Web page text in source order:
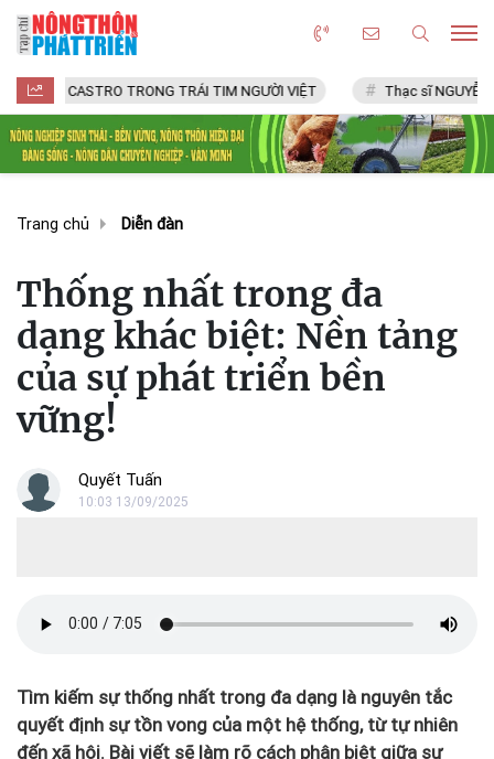
TRONG TRÁI TIM NGƯỜI VIỆT Thạc sĩ NGUYỄN VĂN CHÍ
Trang chủ Diễn đàn
Thống nhất trong đa
dạng khác biệt: Nền tảng
của sự phát triển bền
vững!
Quyết Tuấn
10:03 13/09/2025
Tìm kiếm sự thống nhất trong đa dạng là nguyên tắc
quyết định sự tồn vong của một hệ thống, từ tự nhiên
đến xã hội. Bài viết sẽ làm rõ cách phân biệt giữa sự